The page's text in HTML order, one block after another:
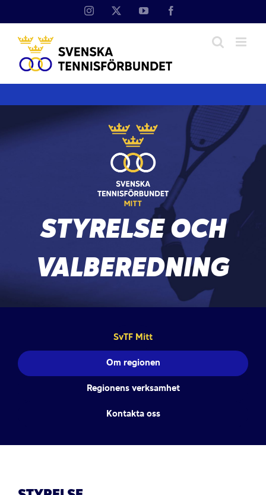
STYRELSE OCH
VALBEREDNING
SvTF Mitt
Om regionen
Regionens verksamhet
Kontakta oss